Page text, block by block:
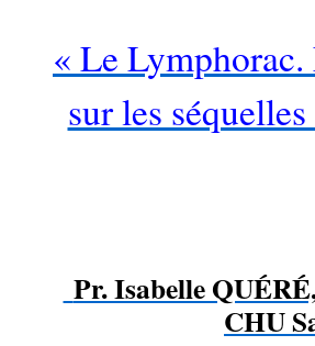
« Le
sur les
Pr. Isabelle
CHU